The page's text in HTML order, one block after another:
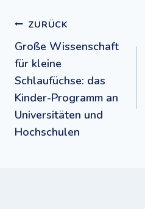
ZURÜCK
Große Wissenschaft
für kleine
Schlaufüchse: das
Kinder-Programm an
Universitäten und
Hochschulen